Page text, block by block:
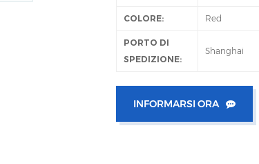
COLORE: Red
PORTO DI
SPEDIZIONE:
Shanghai
INFORMARSI ORA